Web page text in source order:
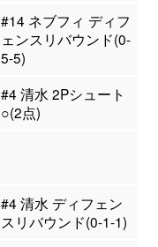
#14 ネブフィ ディフ
ェンスリバウンド(0-
5-5)
#4 清水 2Pシュート
○(2点)
#4 清水 ディフェン
スリバウンド(0-1-1)